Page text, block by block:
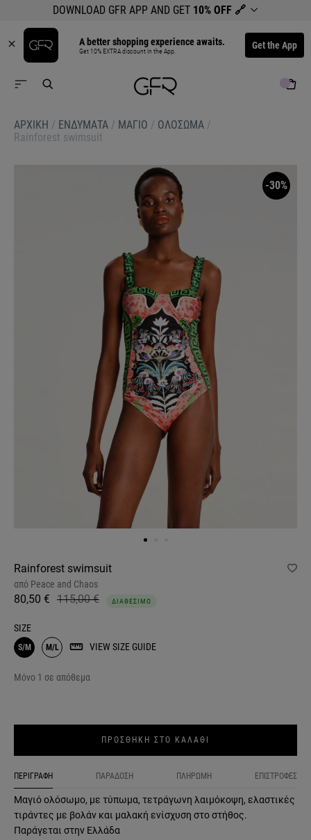
DOWNLOAD GFR APP AND GET 10% OFF 🔗
A better shopping experience awaits.
Get 10% EXTRA discount in the App. Get the App
ΑΡΧΙΚΉ / ΕΝΔΥΜΑΤΑ / ΜΑΓΙΟ / ΟΛΟΣΩΜΑ /
Rainforest swimsuit
-30%
Rainforest swimsuit
από Peace and Chaos
80,50 € 115,00 € ΔΙΑΘΕΣΙΜΟ
SIZE
S/M M/L VIEW SIZE GUIDE
Μόνο 1 σε απόθεμα
ΠΡΟΣΘΗΚΗ ΣΤΟ ΚΑΛΑΘΙ
ΠΕΡΙΓΡΑΦΗ ΠΑΡΑΔΟΣΗ ΠΛΗΡΩΜΗ ΕΠΙΣΤΡΟΦΕΣ
Μαγιό ολόσωμο, με τύπωμα, τετράγωνη λαιμόκοψη, ελαστικές
τιράντες με βολάν και μαλακή ενίσχυση στο στήθος.
Παράγεται στην Ελλάδα